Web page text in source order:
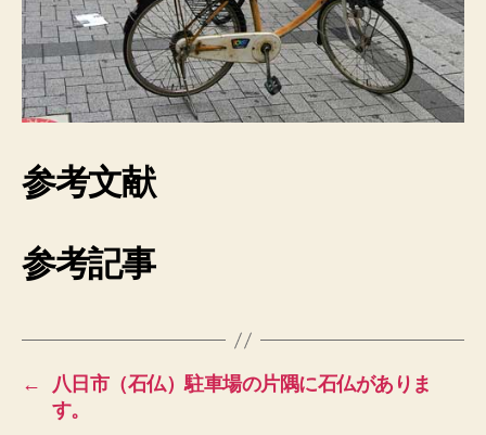
参考文献
参考記事
←
八日市（石仏）駐車場の片隅に石仏がありま
す。